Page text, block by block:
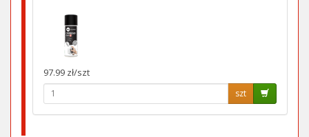
97.99 zł/szt
szt